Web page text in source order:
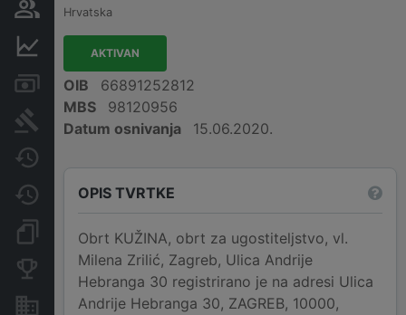
Osobe i vlasništvo
Financijski podaci
Računi i blokade
Sudske objave
Promjene
Dokumenti i objave
Konkurentske tvrtke
Nekretnine i imovina
Hrvatska
AKTIVAN
OIB
66891252812
MBS
98120956
Datum osnivanja
15.06.2020.
OPIS TVRTKE
Obrt KUŽINA, obrt za ugostiteljstvo, vl.
Milena Zrilić, Zagreb, Ulica Andrije
Hebranga 30 registrirano je na adresi Ulica
Andrije Hebranga 30, ZAGREB, 10000,